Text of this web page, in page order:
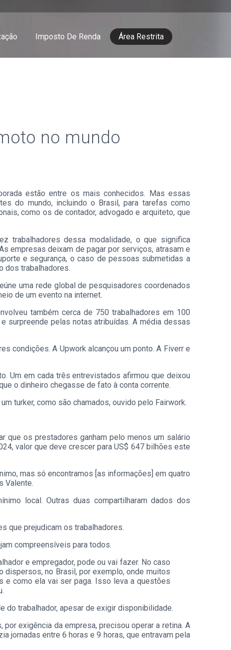
Imposto De Renda Área Restrita
no mundo
estão entre os mais conhecidos. Mas essas
do mundo, incluindo o Brasil, para tarefas como
como os de contador, advogado e arquiteto, que
trabalhadores dessa modalidade, o que significa
empresas deixam de pagar por serviços, atrasam e
e segurança, o caso de pessoas submetidas a
dos trabalhadores.
uma rede global de pesquisadores coordenados
de um evento na internet.
também cerca de 750 trabalhadores em 100
surpreende pelas notas atribuídas. A média dessas
condições. A Upwork alcançou um ponto. A Fiverr e
Um em cada três entrevistados afirmou que deixou
o dinheiro chegasse de fato à conta corrente.
turker, como são chamados, ouvido pelo Fairwork.
que os prestadores ganham pelo menos um salário
valor que deve crescer para US$ 647 bilhões este
mas só encontramos [as informações] em quatro
Valente.
local. Outras duas compartilharam dados dos
que prejudicam os trabalhadores.
compreensíveis para todos.
e empregador, pode ou vai fazer. No caso
dispersos, no Brasil, por exemplo, onde muitos
e como ela vai ser paga. Isso leva a questões
trabalhador, apesar de exigir disponibilidade.
exigência da empresa, precisou operar a retina. A
jornadas entre 6 horas e 9 horas, que entravam pela